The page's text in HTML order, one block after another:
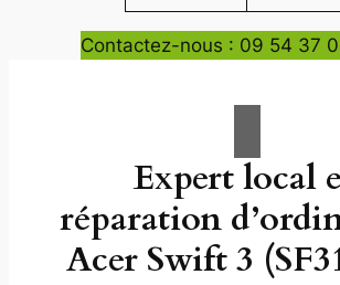
Contactez-nous : 09 54 37
Expert local
réparation
Acer Swift 3